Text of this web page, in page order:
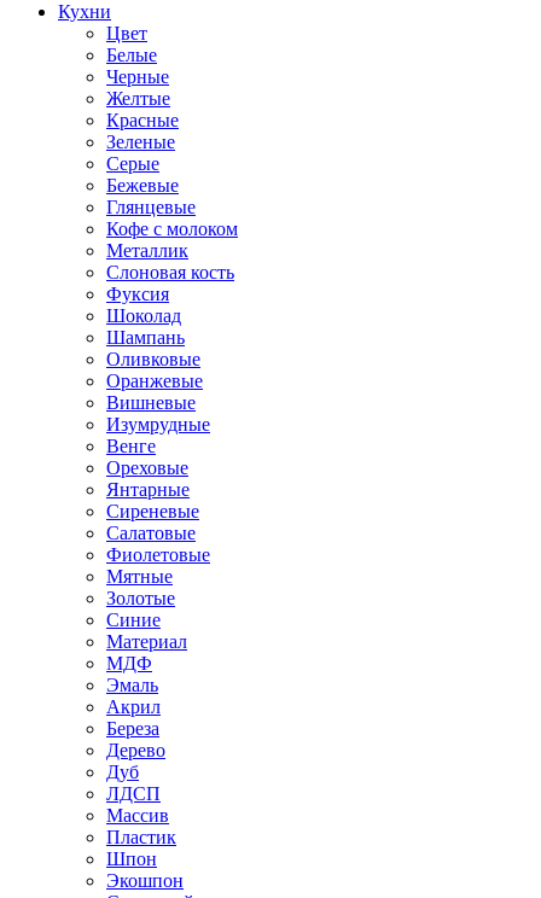
Кухни
Цвет
Белые
Черные
Желтые
Красные
Зеленые
Серые
Бежевые
Глянцевые
Кофе с молоком
Металлик
Слоновая кость
Фуксия
Шоколад
Шампань
Оливковые
Оранжевые
Вишневые
Изумрудные
Венге
Ореховые
Янтарные
Сиреневые
Салатовые
Фиолетовые
Мятные
Золотые
Синие
Материал
МДФ
Эмаль
Акрил
Береза
Дерево
Дуб
ЛДСП
Массив
Пластик
Шпон
Экошпон